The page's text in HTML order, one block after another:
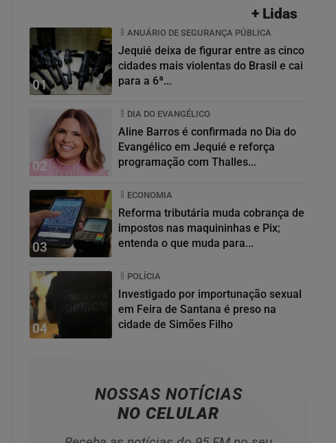
+ Lidas
01
ANUÁRIO DE SEGURANÇA PÚBLICA
Jequié deixa de figurar entre as cinco
cidades mais violentas do Brasil e cai
para a 6ª...
02
DIA DO EVANGÉLICO
Aline Barros é confirmada no Dia do
Evangélico em Jequié e reforça
programação com Thalles...
03
ECONOMIA
Reforma tributária muda cobrança de
impostos nas maquininhas e Pix;
entenda o que muda para...
04
POLÍCIA
Investigado por importunação sexual
em Feira de Santana é preso na
cidade de Simões Filho
NOSSAS NOTÍCIAS
NO CELULAR